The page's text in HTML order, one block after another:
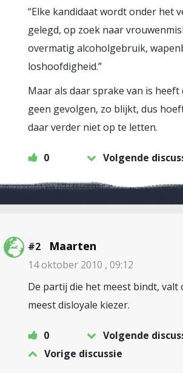
“Elke kandidaat wordt onder het
gelegd, op zoek naar
overmatig alcoholgebruik,
loshoofdigheid.”
Maar als daar sprake van is heeft
geen gevolgen, zo blijkt, dus
daar verder niet op te letten.
0 Volgende
#2 Maarten
14 oktober 2010 , 09:12
De partij die het meest bindt, valt
meest disloyale kiezer.
0
Volgende
Vorige discussie